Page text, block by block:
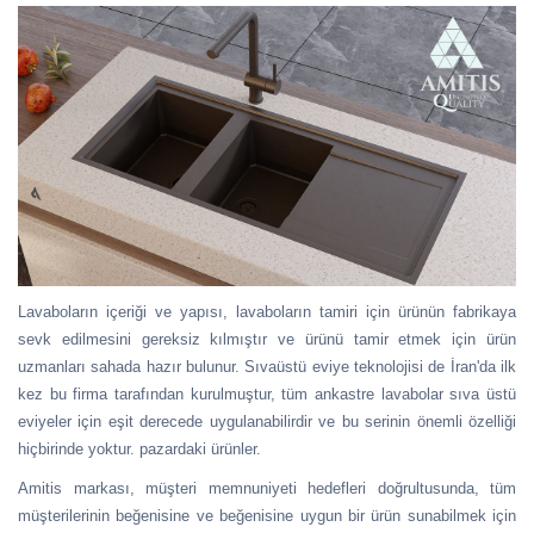
Lavaboların içeriği ve yapısı, lavaboların tamiri için ürünün fabrikaya
sevk edilmesini gereksiz kılmıştır ve ürünü tamir etmek için ürün
uzmanları sahada hazır bulunur. Sıvaüstü eviye teknolojisi de İran'da ilk
kez bu firma tarafından kurulmuştur, tüm ankastre lavabolar sıva üstü
eviyeler için eşit derecede uygulanabilirdir ve bu serinin önemli özelliği
hiçbirinde yoktur. pazardaki ürünler.
Amitis markası, müşteri memnuniyeti hedefleri doğrultusunda, tüm
müşterilerinin beğenisine ve beğenisine uygun bir ürün sunabilmek için